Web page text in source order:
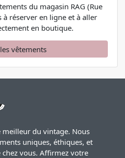
du magasin RAG (Rue
à réserver en ligne et à aller
en boutique.
vêtements
du vintage. Nous
uniques, éthiques, et
vous. Affirmez votre